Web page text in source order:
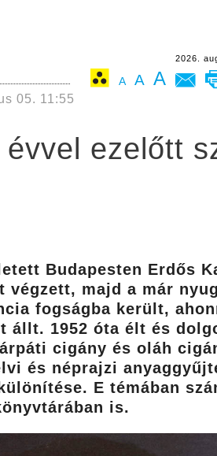
2026.
A A A
05. 11:55
ezelőtt
Budapesten Erdős
majd a már
fogságba került,
állt. 1952 óta élt és
cigány és oláh
és néprajzi
E témában
is.